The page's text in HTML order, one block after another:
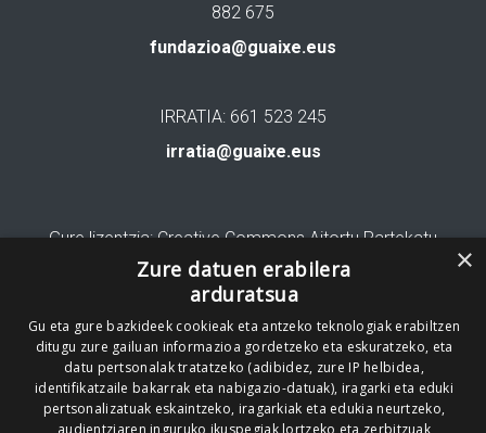
882 675
fundazioa@guaixe.eus
IRRATIA: 661 523 245
irratia@guaixe.eus
Gure lizentzia: Creative Commons Aitortu Partekatu
Codesyntaxek garatua
HONI BURUZ LEGE OHARRA PUBLIZITATEA
×
Zure datuen erabilera
arduratsua
Gu eta gure bazkideek cookieak eta antzeko teknologiak erabiltzen
ditugu zure gailuan informazioa gordetzeko eta eskuratzeko, eta
datu pertsonalak tratatzeko (adibidez, zure IP helbidea,
identifikatzaile bakarrak eta nabigazio-datuak), iragarki eta eduki
pertsonalizatuak eskaintzeko, iragarkiak eta edukia neurtzeko,
audientziaren inguruko ikuspegiak lortzeko eta zerbitzuak